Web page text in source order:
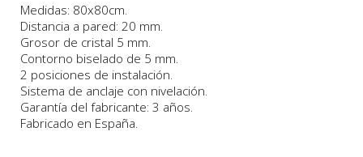
Medidas: 80x80cm.
Distancia a pared: 20 mm.
Grosor de cristal 5 mm.
Contorno biselado de 5 mm.
2 posiciones de instalación.
Sistema de anclaje con nivelación.
Garantía del fabricante: 3 años.
Fabricado en España.